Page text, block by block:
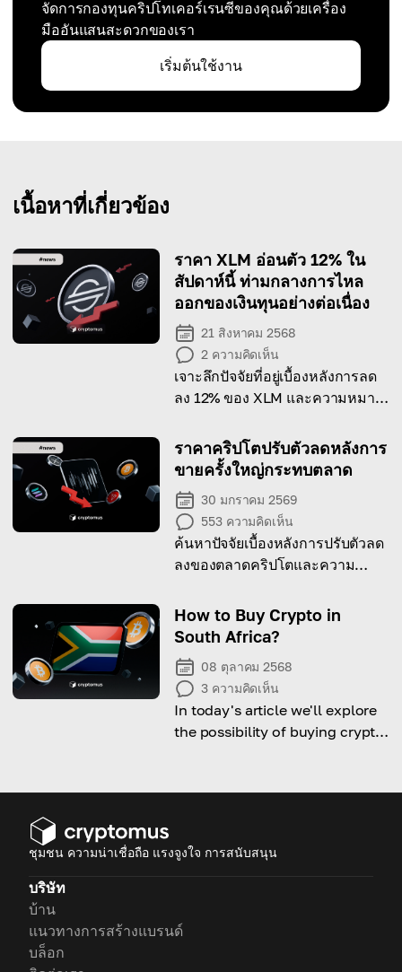
จัดการกองทุนคริปโทเคอร์เรนซีของคุณด้วยเครื่อง
มืออันแสนสะดวกของเรา
เริ่มต้นใช้งาน
เนื้อหาที่เกี่ยวข้อง
ราคา XLM อ่อนตัว 12% ใน
สัปดาห์นี้ ท่ามกลางการไหล
ออกของเงินทุนอย่างต่อเนื่อง
21 สิงหาคม 2568
2 ความคิดเห็น
เจาะลึกปัจจัยที่อยู่เบื้องหลังการลด
ลง 12% ของ XLM และความหมาย
ราคาคริปโตปรับตัวลดหลังการ
ขายครั้งใหญ่กระทบตลาด
30 มกราคม 2569
553 ความคิดเห็น
ค้นหาปัจจัยเบื้องหลังการปรับตัวลด
ลงของตลาดคริปโตและความ
How to Buy Crypto in
South Africa?
08 ตุลาคม 2568
3 ความคิดเห็น
In today's article we'll explore
the possibility of buying crypto
ชุมชน ความน่าเชื่อถือ แรงจูงใจ การสนับสนุน
บริษัท
บ้าน
แนวทางการสร้างแบรนด์
บล็อก